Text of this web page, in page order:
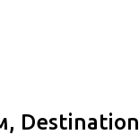
Destination